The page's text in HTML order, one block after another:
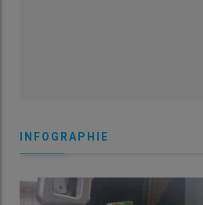
INFOGRAPHIE